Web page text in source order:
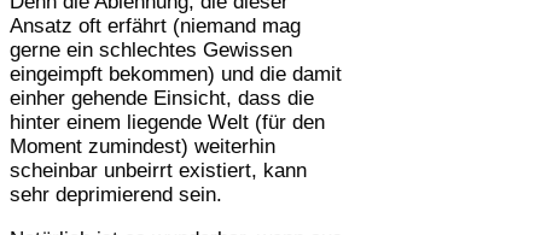
Ansatz oft erfährt (niemand mag
gerne ein schlechtes Gewissen
eingeimpft bekommen) und die damit
einher gehende Einsicht, dass die
hinter einem liegende Welt (für den
Moment zumindest) weiterhin
scheinbar unbeirrt existiert, kann
sehr deprimierend sein.